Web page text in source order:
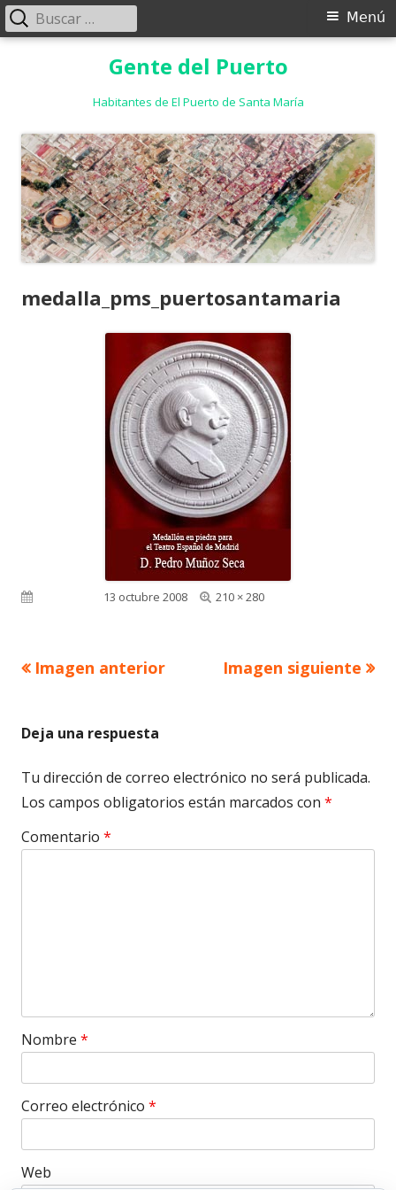
Gente del Puerto
Habitantes de El Puerto de Santa María
Menú
Menú
Buscar:
medalla_pms_puertosantamaria
13 octubre 2008
Tamaño
210 × 280
Imagen anterior Imagen siguiente
Deja una respuesta
Tu dirección de correo electrónico no será publicada.
Los campos obligatorios están marcados con *
Comentario *
Nombre *
Correo electrónico *
Web